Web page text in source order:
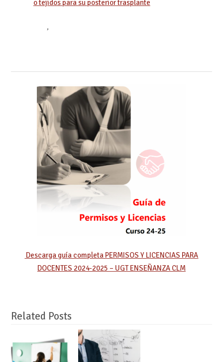
o tejidos para su posterior trasplante
,
Descarga guía completa PERMISOS Y LICENCIAS PARA
DOCENTES 2024-2025 – UGT ENSEÑANZA CLM
Related Posts